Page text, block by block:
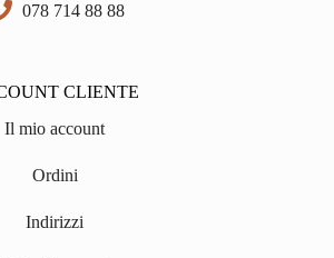
078 714 88 88
CLIENTE
Il mio account
Ordini
Indirizzi